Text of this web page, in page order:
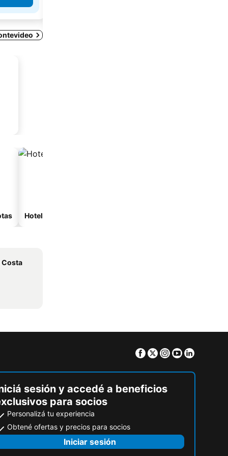
Hoteles con spa
Costa
Facebook
TwitterInstagram
Youtube
sesión y accedé a beneficios
para socios
Personalizá tu experiencia
Obtené ofertas y precios para socios
Iniciar sesión